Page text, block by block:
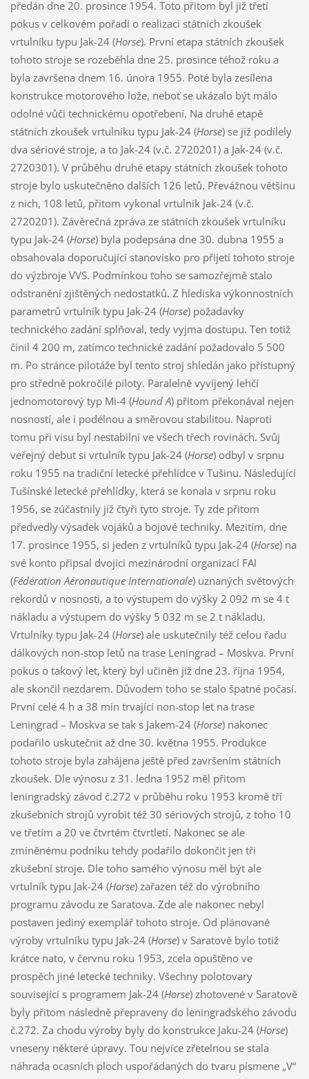
předán dne 20. prosince 1954. Toto přitom byl již třetí
pokus v celkovém pořadí o realizaci státních zkoušek
vrtulníku typu Jak-24 (Horse). První etapa státních zkoušek
tohoto stroje se rozeběhla dne 25. prosince téhož roku a
byla završena dnem 16. února 1955. Poté byla zesílena
konstrukce motorového lože, neboť se ukázalo být málo
odolné vůči technickému opotřebení. Na druhé etapě
státních zkoušek vrtulníku typu Jak-24 (Horse) se již podílely
dva sériové stroje, a to Jak-24 (v.č. 2720201) a Jak-24 (v.č.
2720301). V průběhu druhé etapy státních zkoušek tohoto
stroje bylo uskutečněno dalších 126 letů. Převážnou většinu
z nich, 108 letů, přitom vykonal vrtulník Jak-24 (v.č.
2720201). Závěrečná zpráva ze státních zkoušek vrtulníku
typu Jak-24 (Horse) byla podepsána dne 30. dubna 1955 a
obsahovala doporučující stanovisko pro přijetí tohoto stroje
do výzbroje VVS. Podmínkou toho se samozřejmě stalo
odstranění zjištěných nedostatků. Z hlediska výkonnostních
parametrů vrtulník typu Jak-24 (Horse) požadavky
technického zadání splňoval, tedy vyjma dostupu. Ten totiž
činil 4 200 m, zatímco technické zadání požadovalo 5 500
m. Po stránce pilotáže byl tento stroj shledán jako přístupný
pro středně pokročilé piloty. Paralelně vyvíjený lehčí
jednomotorový typ Mi-4 (Hound A) přitom překonával nejen
nosností, ale i podélnou a směrovou stabilitou. Naproti
tomu při visu byl nestabilní ve všech třech rovinách. Svůj
veřejný debut si vrtulník typu Jak-24 (Horse) odbyl v srpnu
roku 1955 na tradiční letecké přehlídce v Tušinu. Následující
Tušínské letecké přehlídky, která se konala v srpnu roku
1956, se zúčastnily již čtyři tyto stroje. Ty zde přitom
předvedly výsadek vojáků a bojové techniky. Mezitím, dne
17. prosince 1955, si jeden z vrtulníků typu Jak-24 (Horse) na
své konto připsal dvojici mezinárodní organizací FAI
(Fédération Aéronautique Internationale) uznaných světových
rekordů v nosnosti, a to výstupem do výšky 2 092 m se 4 t
nákladu a výstupem do výšky 5 032 m se 2 t nákladu.
Vrtulníky typu Jak-24 (Horse) ale uskutečnily též celou řadu
dálkových non-stop letů na trase Leningrad – Moskva. První
pokus o takový let, který byl učiněn již dne 23. října 1954,
ale skončil nezdarem. Důvodem toho se stalo špatné počasí.
První celé 4 h a 38 min trvající non-stop let na trase
Leningrad – Moskva se tak s Jakem-24 (Horse) nakonec
podařilo uskutečnit až dne 30. května 1955. Produkce
tohoto stroje byla zahájena ještě před završením státních
zkoušek. Dle výnosu z 31. ledna 1952 měl přitom
leningradský závod č.272 v průběhu roku 1953 kromě tří
zkušebních strojů vyrobit též 30 sériových strojů, z toho 10
ve třetím a 20 ve čtvrtém čtvrtletí. Nakonec se ale
zmíněnému podniku tehdy podařilo dokončit jen tři
zkušební stroje. Dle toho samého výnosu měl být ale
vrtulník typu Jak-24 (Horse) zařazen též do výrobního
programu závodu ze Saratova. Zde ale nakonec nebyl
postaven jediný exemplář tohoto stroje. Od plánované
výroby vrtulníku typu Jak-24 (Horse) v Saratově bylo totiž
krátce nato, v červnu roku 1953, zcela opuštěno ve
prospěch jiné letecké techniky. Všechny polotovary
související s programem Jak-24 (Horse) zhotovené v Saratově
byly přitom následně přepraveny do leningradského závodu
č.272. Za chodu výroby byly do konstrukce Jaku-24 (Horse)
vneseny některé úpravy. Tou nejvíce zřetelnou se stala
náhrada ocasních ploch uspořádaných do tvaru písmene „V“